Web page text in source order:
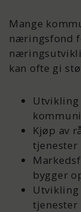
Mange
næringsfond
kan ofte gi
Kjøp av
tjenester
bygger
Utvikling
tjenester